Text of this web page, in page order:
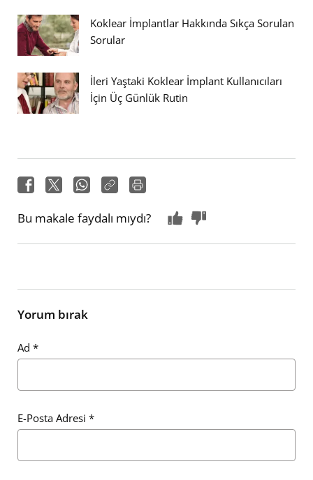
Koklear İmplantlar Hakkında Sıkça Sorulan
Sorular
İleri Yaştaki Koklear İmplant Kullanıcıları
İçin Üç Günlük Rutin
Bu makale faydalı mıydı?
Yorum bırak
Ad *
E-Posta Adresi *